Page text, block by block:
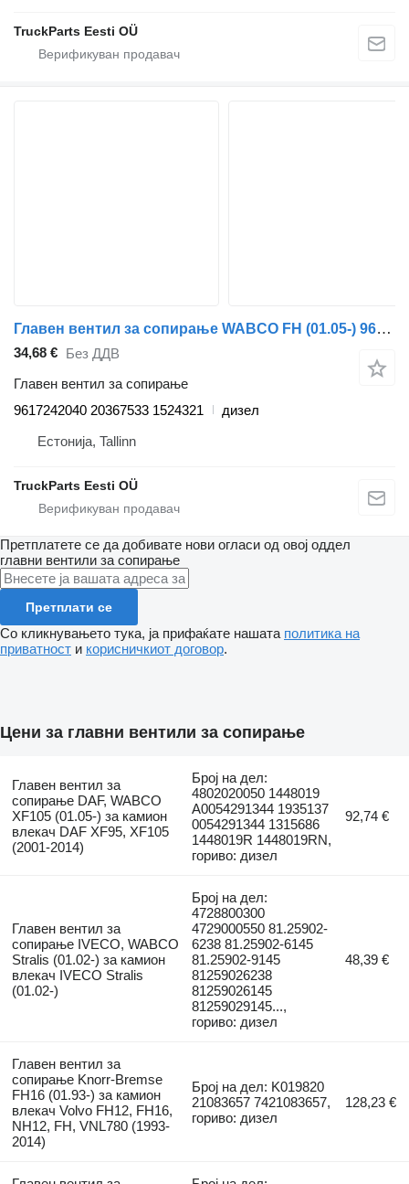
TruckParts Eesti OÜ
Главен вентил за сопирање WABCO FH (01.05-) 9617242040 за камион влекач Volvo FH12, FH16, NH12, FH, VNL780 (1993-2014)
34,68 € Без ДДВ
Главен вентил за сопирање
9617242040 20367533 1524321
дизел
Естонија, Tallinn
TruckParts Eesti OÜ
Претплатете се да добивате нови огласи од овој оддел
главни вентили за сопирање
Претплати се
Со кликнувањето тука, ја прифаќате нашата политика на
приватност и корисничкиот договор.
Цени за главни вентили за сопирање
Главен вентил за
сопирање DAF, WABCO
XF105 (01.05-) за камион
влекач DAF XF95, XF105
(2001-2014)
Број на дел:
4802020050 1448019
A0054291344 1935137
0054291344 1315686
1448019R 1448019RN,
гориво: дизел
92,74 €
Главен вентил за
сопирање IVECO, WABCO
Stralis (01.02-) за камион
влекач IVECO Stralis
(01.02-)
Број на дел:
4728800300
4729000550 81.25902-
6238 81.25902-6145
81.25902-9145
81259026238
81259026145
81259029145...,
гориво: дизел
48,39 €
Главен вентил за
сопирање Knorr-Bremse
FH16 (01.93-) за камион
влекач Volvo FH12, FH16,
NH12, FH, VNL780 (1993-
2014)
Број на дел: K019820
21083657 7421083657,
гориво: дизел
128,23 €